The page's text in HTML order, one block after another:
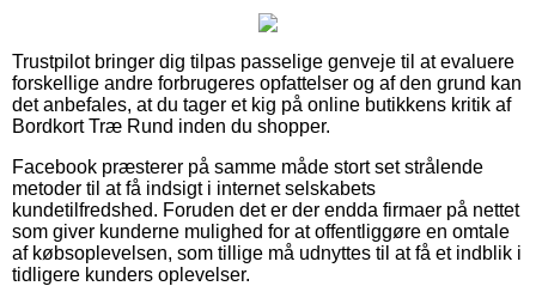
Trustpilot bringer dig tilpas passelige genveje til at evaluere
forskellige andre forbrugeres opfattelser og af den grund kan
det anbefales, at du tager et kig på online butikkens kritik af
Bordkort Træ Rund inden du shopper.
Facebook præsterer på samme måde stort set strålende
metoder til at få indsigt i internet selskabets
kundetilfredshed. Foruden det er der endda firmaer på nettet
som giver kunderne mulighed for at offentliggøre en omtale
af købsoplevelsen, som tillige må udnyttes til at få et indblik i
tidligere kunders oplevelser.